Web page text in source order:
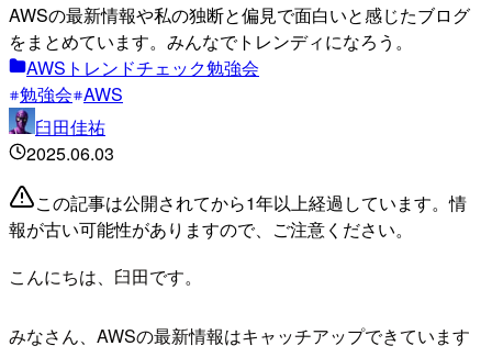
AWSの最新情報や私の独断と偏見で面白いと感じたブログ
をまとめています。みんなでトレンディになろう。
AWSトレンドチェック勉強会
勉強会 AWS
臼田佳祐
2025.06.03
この記事は公開されてから1年以上経過しています。情
報が古い可能性がありますので、ご注意ください。
こんにちは、臼田です。
みなさん、AWSの最新情報はキャッチアップできています